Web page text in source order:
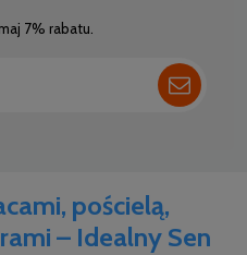
7% rabatu.
pościelą,
– Idealny Sen